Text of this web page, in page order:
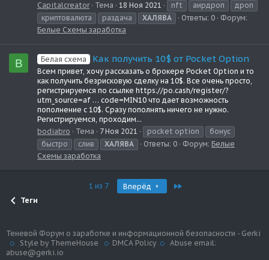
Capitalcreator
Тема 18 Ноя 2021 nft аирдроп
дроп
криптовалюта
раздача ХАЛЯВА Ответы: 0
Форум:
Белые Схемы заработка
B Белая схема Как получить 10$ от Pocket Option
Всем привет, хочу рассказать о брокере Pocket Option и то
как получить безрисковую сделку на 10$. Все очень просто,
регистрируемся по ссылке https://po.cash/register/?
utm_source=af … code=MIN10 что дает возможность
пополнение с 10$. Сразу пополнять ничего не нужно.
Регистрируемся, проходим...
bodiabro
Тема 7 Ноя 2021 pocket option
бонус
быстро
слив ХАЛЯВА Ответы: 0 Форум: Белые
Схемы заработка
1 из 7 Вперёд
Теги
Теневой Форум о заработке и информационной безопасности - Gerki
Style by ThemeHouse
DMCA Policy
Abuse email:
abuse@gerki.io